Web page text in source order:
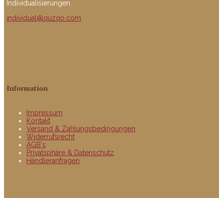
Individualisierungen.
individual@quzqo.com
Information
Impressum
Kontakt
Versand & Zahlungsbedingungen
Widerrufsrecht
AGB's
Privatsphäre & Datenschutz
Händleranfragen